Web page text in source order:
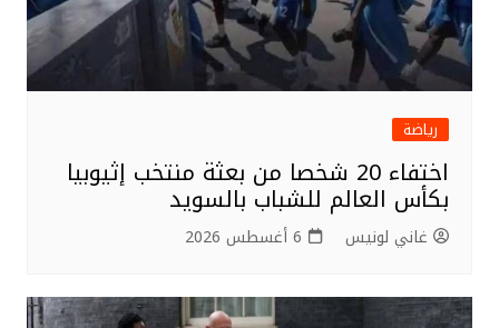
رياضة
اختفاء 20 شخصا من بعثة منتخب إثيوبيا
بكأس العالم للشباب بالسويد
غاني لونيس 6 أغسطس 2026